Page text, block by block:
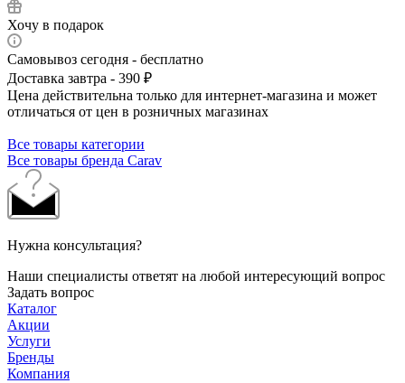
Хочу в подарок
Самовывоз сегодня - бесплатно
Доставка завтра - 390 ₽
Цена действительна только для интернет-магазина и может
отличаться от цен в розничных магазинах
Все товары категории
Все товары бренда Carav
Нужна консультация?
Наши специалисты ответят на любой интересующий вопрос
Задать вопрос
Каталог
Акции
Услуги
Бренды
Компания